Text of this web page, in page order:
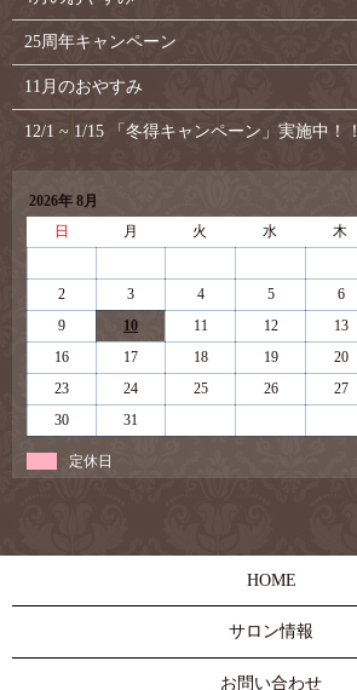
25周年キャンペーン
11月のおやすみ
12/1 ~ 1/15 「冬得キャンペーン」実施中！！
2026年 8月
日
月 火 水 木
2
3 4 5 6
9
10 11 12 13
16
17 18 19 20
23
24 25 26 27
30
31
定休日
HOME
サロン情報
お問い合わせ